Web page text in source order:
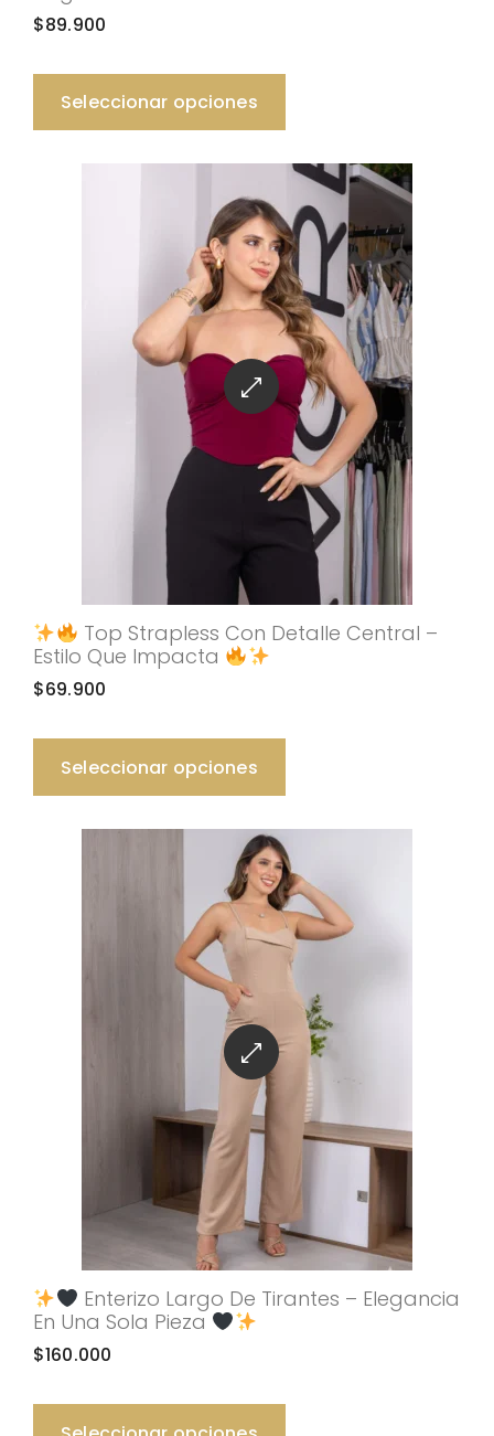
$89.900
Seleccionar opciones
Top Strapless Con Detalle Central –
Estilo Que Impacta
$69.900
Seleccionar opciones
Enterizo Largo De Tirantes – Elegancia
En Una Sola Pieza
$160.000